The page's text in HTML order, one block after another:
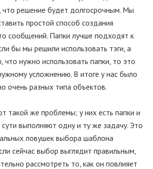
что решение будет долгосрочным. Мы
простой способ создания
сообщений. Папки лучше подходят к
бы мы решили использовать тэги, а
что нужно использовать папки, то это
усложнению. В итоге у нас было
очень разных типа объектов.
такой же проблемы; у них есть папки и
сути выполняют одну и ту же задачу. Это
ловушек выбора шаблона
сейчас выбор выглядит правильным,
рассмотреть то, как он повлияет